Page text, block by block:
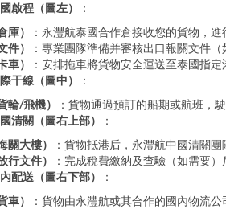
啟程（圖左）
：
庫）
：永灃航泰國合作倉接收您的貨物，進
件）
：專業團隊準備并審核出口報關文件（
車）
：安排拖車將貨物安全運送至泰國指定
干線（圖中）
：
輪/飛機）
：貨物通過預訂的船期或航班，
清關（圖右上部）
：
關大樓）
：貨物抵港后，永灃航中國清關
行文件）
：完成稅費繳納及查驗（如需要）
配送（圖右下部）
：
車）
：貨物由永灃航或其合作的國內物流公